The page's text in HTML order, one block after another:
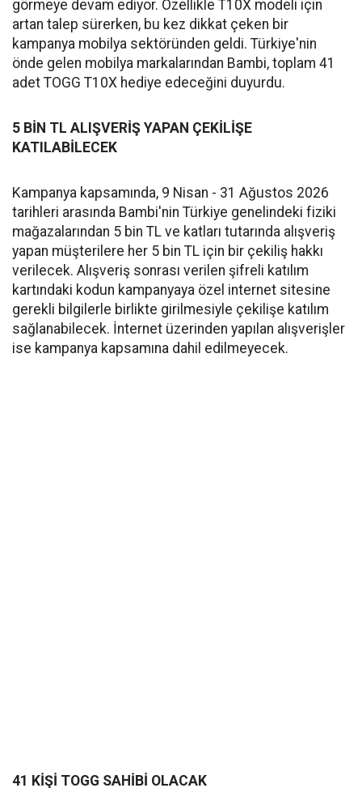
görmeye devam ediyor. Özellikle T10X modeli için
artan talep sürerken, bu kez dikkat çeken bir
kampanya mobilya sektöründen geldi. Türkiye'nin
önde gelen mobilya markalarından Bambi, toplam 41
adet TOGG T10X hediye edeceğini duyurdu.
5 BİN TL ALIŞVERİŞ YAPAN ÇEKİLİŞE
KATILABİLECEK
Kampanya kapsamında, 9 Nisan - 31 Ağustos 2026
tarihleri arasında Bambi'nin Türkiye genelindeki fiziki
mağazalarından 5 bin TL ve katları tutarında alışveriş
yapan müşterilere her 5 bin TL için bir çekiliş hakkı
verilecek. Alışveriş sonrası verilen şifreli katılım
kartındaki kodun kampanyaya özel internet sitesine
gerekli bilgilerle birlikte girilmesiyle çekilişe katılım
sağlanabilecek. İnternet üzerinden yapılan alışverişler
ise kampanya kapsamına dahil edilmeyecek.
41 KİŞİ TOGG SAHİBİ OLACAK